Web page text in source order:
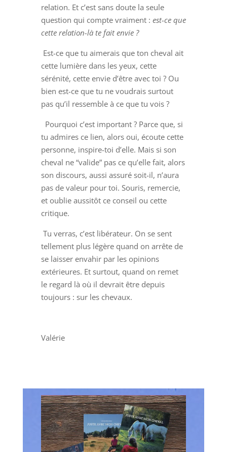
relation. Et c’est sans doute la seule
question qui compte vraiment : est-ce que
cette relation-là te fait envie ?
Est-ce que tu aimerais que ton cheval ait
cette lumière dans les yeux, cette
sérénité, cette envie d’être avec toi ? Ou
bien est-ce que tu ne voudrais surtout
pas qu’il ressemble à ce que tu vois ?
Pourquoi c’est important ? Parce que, si
tu admires ce lien, alors oui, écoute cette
personne, inspire-toi d’elle. Mais si son
cheval ne “valide” pas ce qu’elle fait, alors
son discours, aussi assuré soit-il, n’aura
pas de valeur pour toi. Souris, remercie,
et oublie aussitôt ce conseil ou cette
critique.
Tu verras, c’est libérateur. On se sent
tellement plus légère quand on arrête de
se laisser envahir par les opinions
extérieures. Et surtout, quand on remet
le regard là où il devrait être depuis
toujours : sur les chevaux.
Valérie